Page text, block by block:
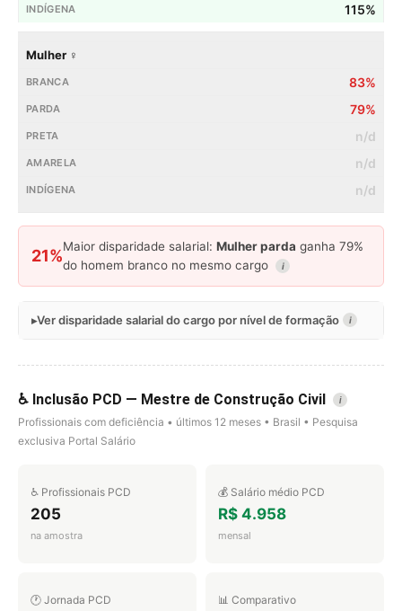
115%
Mulher ♀
83%
79%
n/d
n/d
n/d
21%
Maior disparidade salarial: Mulher parda ganha 79%
do homem branco no mesmo cargo
i
Ver disparidade salarial do cargo por nível de formação i
♿ Inclusão PCD — Mestre de Construção Civil i
Profissionais com deficiência • últimos 12 meses • Brasil • Pesquisa
exclusiva Portal Salário
♿ Profissionais PCD
205
na amostra
💰 Salário médio PCD
R$ 4.958
mensal
🕐 Jornada PCD 📊 Comparativo